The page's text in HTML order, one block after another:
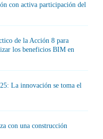
con activa participación del
de la Acción 8 para
los beneficios BIM en
La innovación se toma el
con una construcción